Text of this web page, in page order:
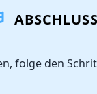
ABSCHLUSS
folge den